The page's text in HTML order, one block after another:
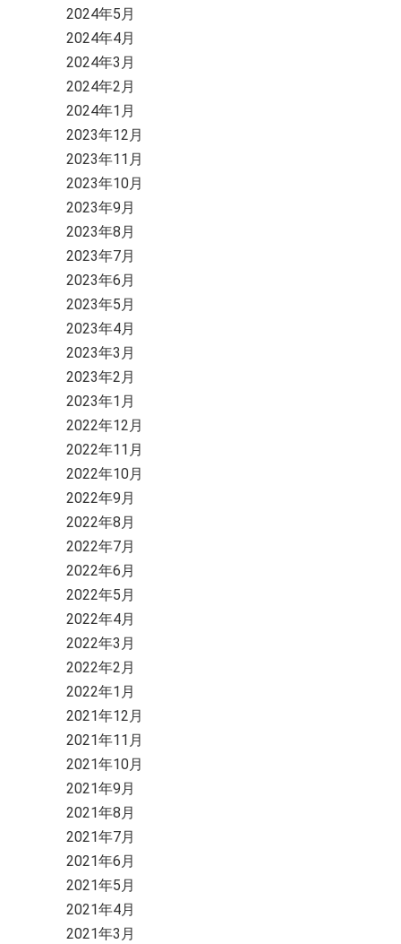
2024年5月
2024年4月
2024年3月
2024年2月
2024年1月
2023年12月
2023年11月
2023年10月
2023年9月
2023年8月
2023年7月
2023年6月
2023年5月
2023年4月
2023年3月
2023年2月
2023年1月
2022年12月
2022年11月
2022年10月
2022年9月
2022年8月
2022年7月
2022年6月
2022年5月
2022年4月
2022年3月
2022年2月
2022年1月
2021年12月
2021年11月
2021年10月
2021年9月
2021年8月
2021年7月
2021年6月
2021年5月
2021年4月
2021年3月